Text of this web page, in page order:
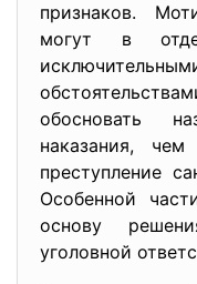
признаков.
могут в
обосновать
наказания,
преступление
Особенной
основу
уголовной